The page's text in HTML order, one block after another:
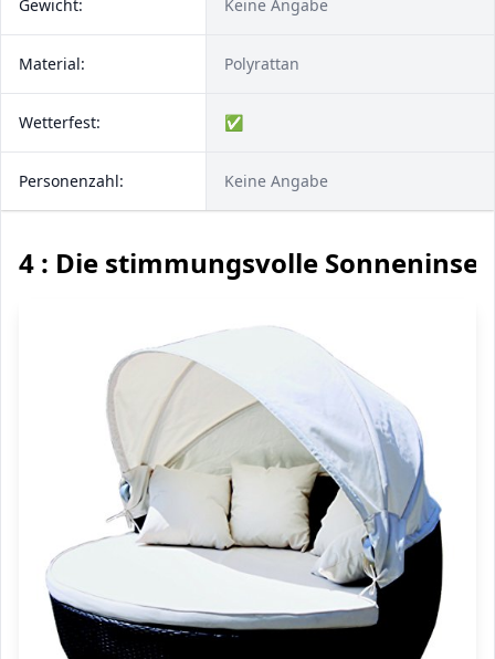
Gewicht: Keine Angabe
Material: Polyrattan
Wetterfest: ✅
Personenzahl: Keine Angabe
4 : Die stimmungsvolle Sonneninsel